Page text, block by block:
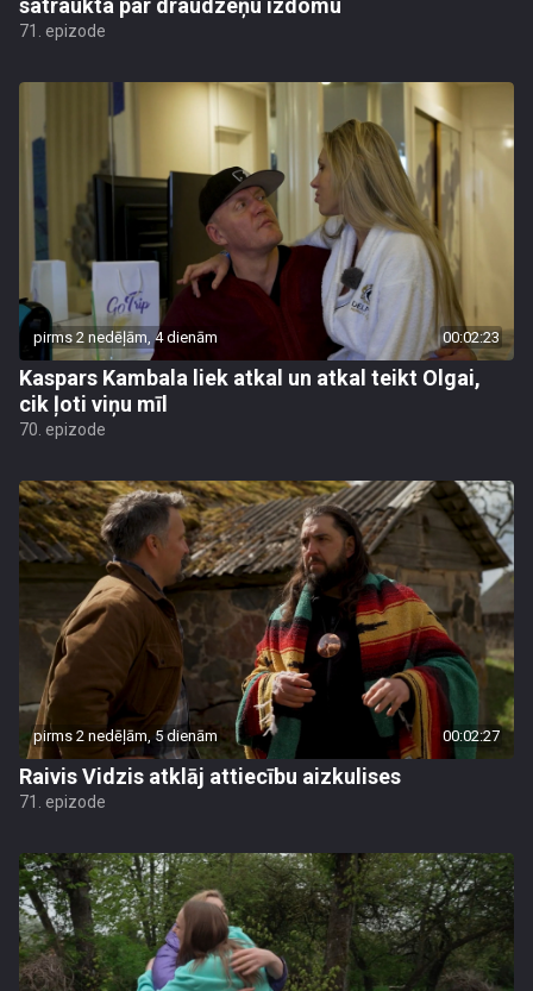
satraukta par draudzeņu izdomu
71. epizode
pirms 2 nedēļām, 4 dienām 00:02:23
Kaspars Kambala liek atkal un atkal teikt Olgai,
cik ļoti viņu mīl
70. epizode
pirms 2 nedēļām, 5 dienām 00:02:27
Raivis Vidzis atklāj attiecību aizkulises
71. epizode